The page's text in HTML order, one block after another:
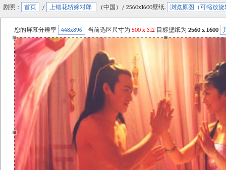
剧照： 首页 / 上错花轿嫁对郎 （中国）/ 2560x1600壁纸. 浏览原图（可缩放旋
您的屏幕分辨率 448x896 当前选区尺寸为 500 x 312 目标壁纸为 2560 x 1600